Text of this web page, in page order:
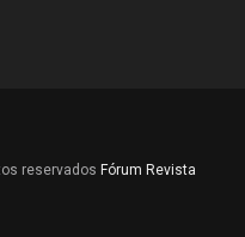
reservados Fórum Revista